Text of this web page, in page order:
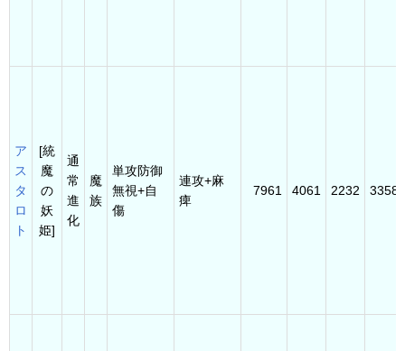
ア
ス
タ
ロ
ト
[統
魔
の
妖
姫]
通
常
進
化
魔
族
単攻防御
無視+自
傷
連攻+麻
痺
7961 4061 2232 3358